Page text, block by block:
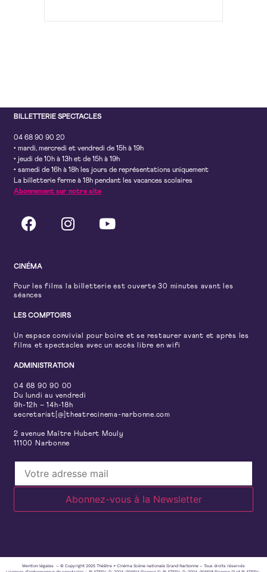
BILLETTERIE SPECTACLES
04 68 90 90 20
• mardi, mercredi et vendredi de 15h à 19h
• jeudi de 10h à 13h et de 15h à 19h
• samedi de 16h à 18h les jours de représentations uniquement
La billetterie ferme à 18h pendant les vacances scolaires
Abonnement sur notre site
CINÉMA
Pour les films la billetterie est ouverte 30 minutes avant les
séances
LES COMPTOIRS
Un espace convivial pour boire et se restaurer avant et après les
films et spectacles avec un accès libre en wifi
ADMINISTRATION
04 68 90 90 00
Du lundi au vendredi
9h-12h – 14h-18h
secretariat[@]theatrecinema-narbonne.com
2 avenue Maître Hubert Mouly
11100 Narbonne
Mention légales – © Copyright 2025 Théâtre + Cinéma Scène nationale Grand Narbonne – Tous droits réservés